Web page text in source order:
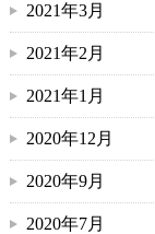
2021年3月
2021年2月
2021年1月
2020年12月
2020年9月
2020年7月